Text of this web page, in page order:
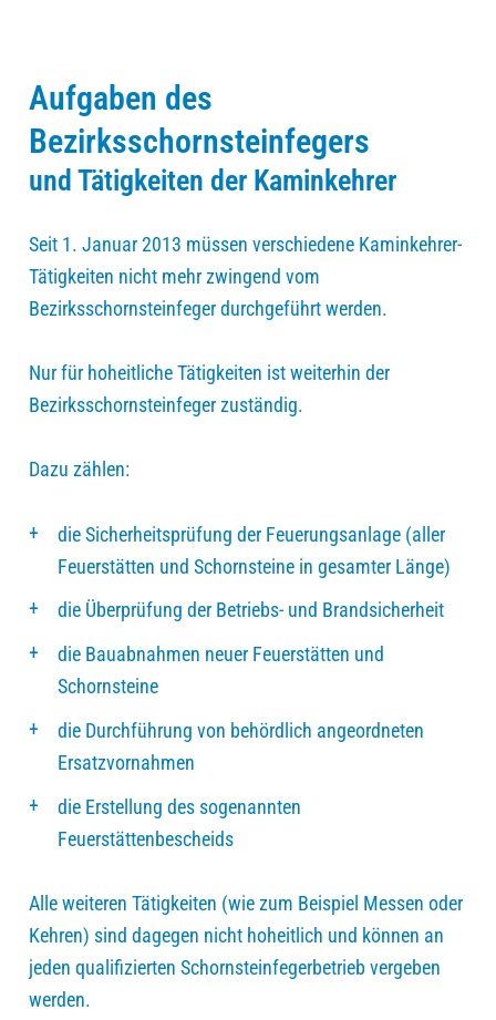
Aufgaben des
Bezirksschornsteinfegers
und Tätigkeiten der Kaminkehrer
Seit 1. Januar 2013 müssen verschiedene Kaminkehrer-
Tätigkeiten nicht mehr zwingend vom
Bezirksschornsteinfeger durchgeführt werden.
Nur für hoheitliche Tätigkeiten ist weiterhin der
Bezirksschornsteinfeger zuständig.
Dazu zählen:
die Sicherheitsprüfung der Feuerungsanlage (aller
Feuerstätten und Schornsteine in gesamter Länge)
die Überprüfung der Betriebs- und Brandsicherheit
die Bauabnahmen neuer Feuerstätten und
Schornsteine
die Durchführung von behördlich angeordneten
Ersatzvornahmen
die Erstellung des sogenannten
Feuerstättenbescheids
Alle weiteren Tätigkeiten (wie zum Beispiel Messen oder
Kehren) sind dagegen nicht hoheitlich und können an
jeden qualifizierten Schornsteinfegerbetrieb vergeben
werden.